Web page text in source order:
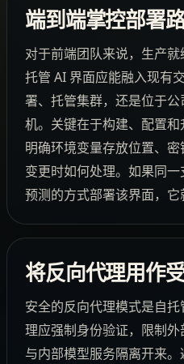
端到端掌控部署
对于前端团队来说，生产
托管 AI 界面应能融入现有
署、托管集群，还是位于
机。关键在于构建、配置
明确环境变量存放位置、
变更时如何处理。如果同
预测的方式部署该界面，它
将反向代理用作
安全的反向代理模式是自
理应强制身份验证，限制
与内部模型服务隔离开来